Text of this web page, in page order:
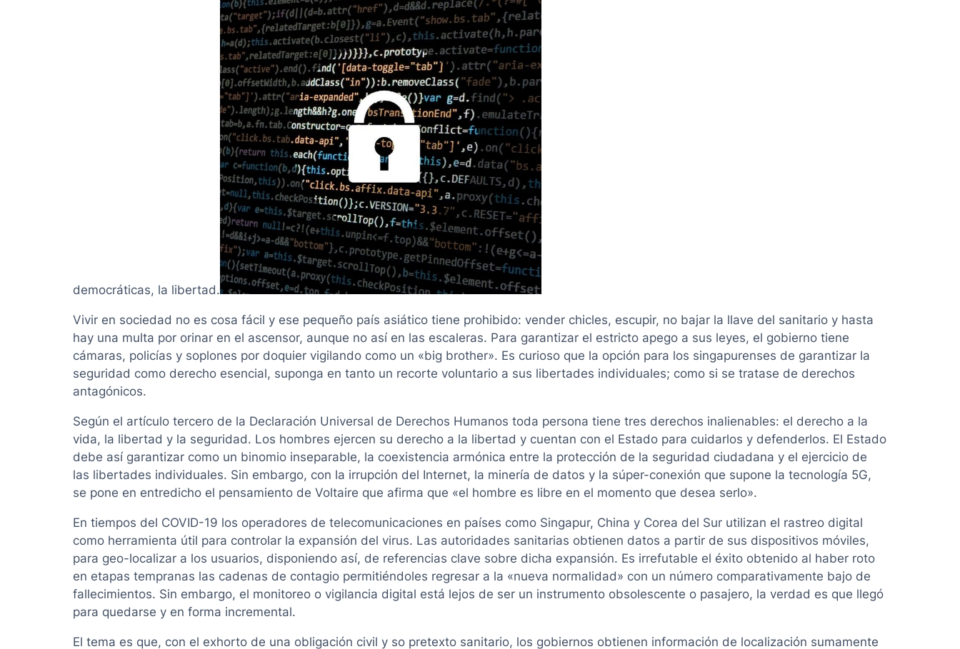
democráticas, la libertad.
Vivir en sociedad no es cosa fácil y ese pequeño país asiático tiene prohibido: vender chicles, escupir, no bajar la llave del sanitario y hasta
hay una multa por orinar en el ascensor, aunque no así en las escaleras. Para garantizar el estricto apego a sus leyes, el gobierno tiene
cámaras, policías y soplones por doquier vigilando como un «big brother». Es curioso que la opción para los singapurenses de garantizar la
seguridad como derecho esencial, suponga en tanto un recorte voluntario a sus libertades individuales; como si se tratase de derechos
antagónicos.
Según el artículo tercero de la Declaración Universal de Derechos Humanos toda persona tiene tres derechos inalienables: el derecho a la
vida, la libertad y la seguridad. Los hombres ejercen su derecho a la libertad y cuentan con el Estado para cuidarlos y defenderlos. El Estado
debe así garantizar como un binomio inseparable, la coexistencia armónica entre la protección de la seguridad ciudadana y el ejercicio de
las libertades individuales. Sin embargo, con la irrupción del Internet, la minería de datos y la súper-conexión que supone la tecnología 5G,
se pone en entredicho el pensamiento de Voltaire que afirma que «el hombre es libre en el momento que desea serlo».
En tiempos del COVID-19 los operadores de telecomunicaciones en países como Singapur, China y Corea del Sur utilizan el rastreo digital
como herramienta útil para controlar la expansión del virus. Las autoridades sanitarias obtienen datos a partir de sus dispositivos móviles,
para geo-localizar a los usuarios, disponiendo así, de referencias clave sobre dicha expansión. Es irrefutable el éxito obtenido al haber roto
en etapas tempranas las cadenas de contagio permitiéndoles regresar a la «nueva normalidad» con un número comparativamente bajo de
fallecimientos. Sin embargo, el monitoreo o vigilancia digital está lejos de ser un instrumento obsolescente o pasajero, la verdad es que llegó
para quedarse y en forma incremental.
El tema es que, con el exhorto de una obligación civil y so pretexto sanitario, los gobiernos obtienen información de localización sumamente